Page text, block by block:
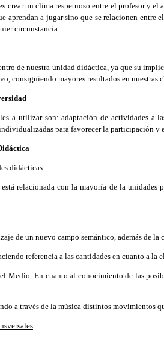
crear un clima respetuoso entre el profesor y
aprendan a jugar sino que se relacionen entre
circunstancia.
de nuestra unidad didáctica, ya que su
consiguiendo mayores resultados en nuestras
a utilizar son: adaptación de actividades a
para favorecer la participación y
didácticas
relacionada con la mayoría de la unidades
de un nuevo campo semántico, además de
referencia a las cantidades en cuanto a
Medio: En cuanto al conocimiento de las
a través de la música distintos movimientos